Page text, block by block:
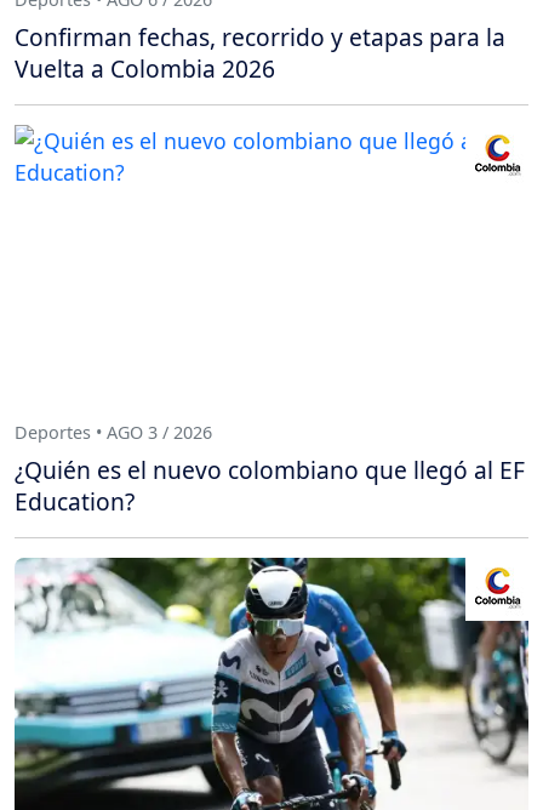
Confirman fechas, recorrido y etapas para la
Vuelta a Colombia 2026
Deportes • AGO 3 / 2026
¿Quién es el nuevo colombiano que llegó al EF
Education?